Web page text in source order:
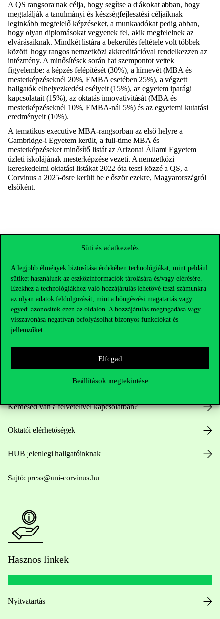
Süti és adatkezelés
A legjobb élmények biztosítása érdekében technológiákat, mint például
sütiket használunk az eszközinformációk tárolására és/vagy elérésére.
Ezekhez a technológiákhoz való hozzájárulás lehetővé teszi számunkra
az olyan adatok feldolgozását, mint a böngészési magatartás vagy
egyedi azonosítók ezen az oldalon. A hozzájárulás megtagadása vagy
visszavonása negatívan befolyásolhat bizonyos funkciókat és
jellemzőket.
Elfogad
Beállítások megtekintése
A QS rangsorainak célja, hogy segítse a diákokat abban, hogy
megtalálják a tanulmányi és készségfejlesztési céljaiknak
leginkább megfelelő képzéseket, a munkaadókat pedig abban,
hogy olyan diplomásokat vegyenek fel, akik megfelelnek az
elvárásaiknak. Mindkét listára a bekerülés feltétele volt többek
között, hogy rangos nemzetközi akkreditációval rendelkezzen az
intézmény. A minősítések során hat szempontot vettek
figyelembe: a képzés felépítését (30%), a hírnevét (MBA és
mesterképzéseknél 20%, EMBA esetében 25%), a végzett
hallgatók elhelyezkedési esélyeit (15%), az egyetem iparági
kapcsolatait (15%), az oktatás innovativitását (MBA és
mesterképzéseknél 10%, EMBA-nál 5%) és az egyetemi kutatási
eredményeit (10%).
A tematikus executive MBA-rangsorban az első helyre a
Cambridge-i Egyetem került, a full-time MBA és
mesterképzéseket minősítő listát az Arizonai Állami Egyetem
üzleti iskolájának mesterképzése vezeti. A nemzetközi
kereskedelmi oktatási listákat 2022 óta teszi közzé a QS, a
Corvinus a 2025-ösre került be előszörezekre, Magyarországról
elsőként.
+36 1 482 5000
Kérdésed van a felvételivel kapcsolatban?
Oktatói elérhetőségek
HUB jelenlegi hallgatóinknak
Sajtó: press@uni-corvinus.hu
Hasznos linkek
Nyitvatartás